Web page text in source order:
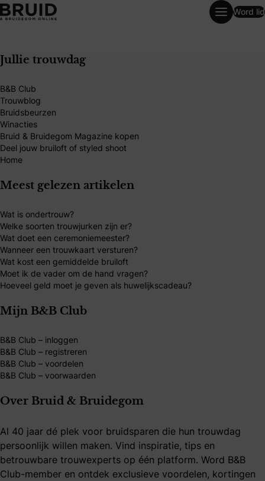
De mooiste haaraccessoires en sieraden voor elke bruid
Word lid
Jullie trouwdag
B&B Club
Trouwblog
Bruidsbeurzen
Winacties
Bruid & Bruidegom Magazine kopen
Deel jouw bruiloft of styled shoot
Home
Meest gelezen artikelen
Wat is ondertrouw?
Welke soorten trouwjurken zijn er?
Wat doet een ceremoniemeester?
Wanneer een trouwkaart versturen?
Wat kost een gemiddelde bruiloft
Moet ik de vader om de hand vragen?
Hoeveel geld moet je geven als huwelijkscadeau?
Mijn B&B Club
B&B Club – inloggen
B&B Club – registreren
B&B Club – voordelen
B&B Club – voorwaarden
Over Bruid & Bruidegom
Al 40 jaar dé plek voor bruidsparen die hun trouwdag
persoonlijk willen maken. Vind inspiratie, tips en
betrouwbare trouwexperts op één platform. Word B&B
Club-member en ontdek exclusieve voordelen, kortingen